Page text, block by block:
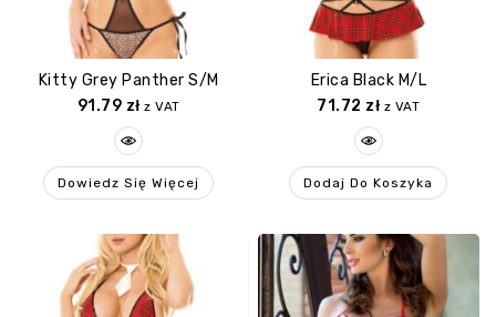
Kitty Grey Panther S/M
91.79 zł z VAT
Dowiedz Się Więcej
Erica Black M/L
71.72 zł z VAT
Dodaj Do Koszyka